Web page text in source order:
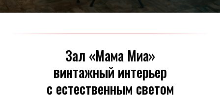
Зал «Мама Миа»
винтажный интерьер
с естественным светом